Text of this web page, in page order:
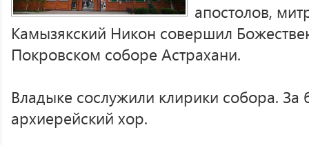
апостолов,
Камызякский Никон совершил
Покровском соборе Астрахани.
Владыке сослужили клирики собора. За
архиерейский хор.